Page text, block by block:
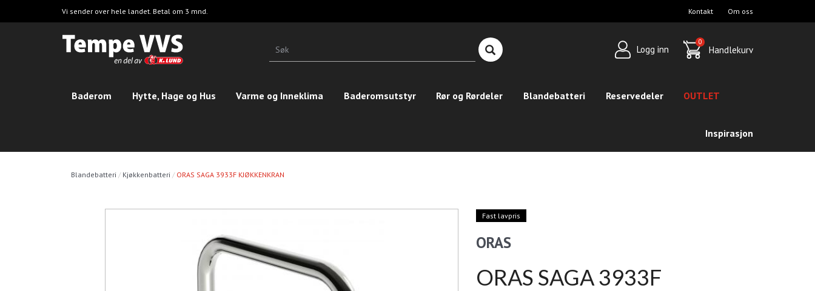
til
Vi sender over hele landet. Betal om 3 mnd.
Top
Kontakt Om oss
Søk Logg inn
0
Handlekurv
Baderom Hytte, Hage og Hus Varme og Inneklima Baderomsutstyr Rør og Rørdeler Blandebatteri Reservedeler OUTLET
Inspirasjon
Blandebatteri Kjøkkenbatteri ORAS SAGA 3933F KJØKKENKRAN
Fast lavpris
ORAS
ORAS SAGA 3933F